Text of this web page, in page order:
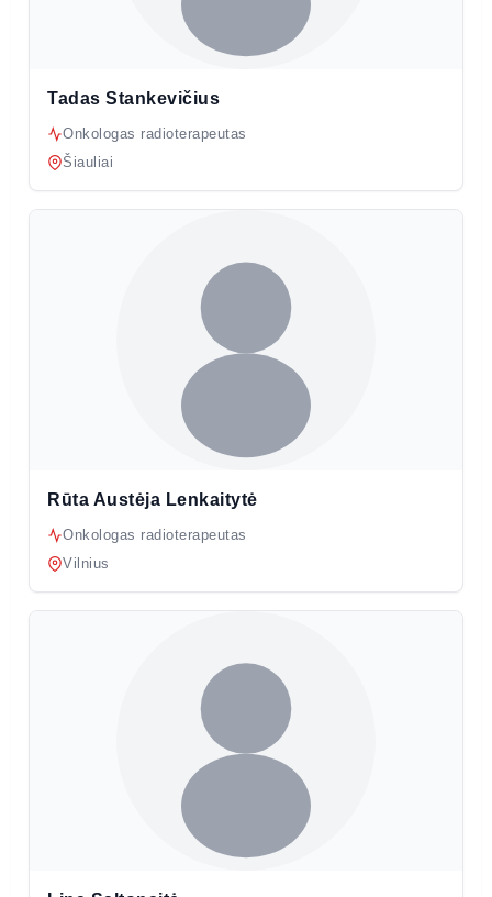
Tadas Stankevičius
Onkologas radioterapeutas
Šiauliai
Rūta Austėja Lenkaitytė
Onkologas radioterapeutas
Vilnius